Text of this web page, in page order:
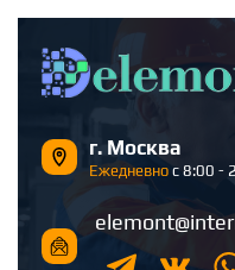
г. Москва
Ежедневно с 8:00 -